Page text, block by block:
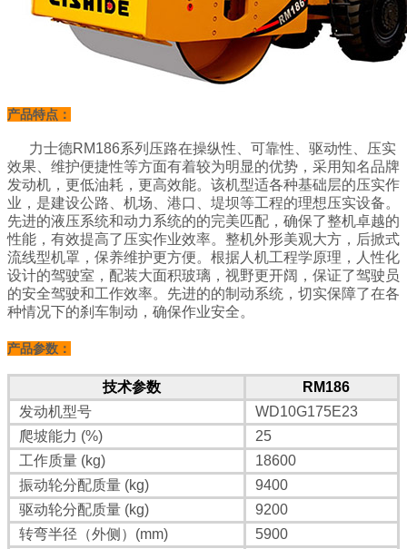
产品特点：
力士德RM186系列压路在操纵性、可靠性、驱动性、压实
效果、维护便捷性等方面有着较为明显的优势，采用知名品牌
发动机，更低油耗，更高效能。该机型适各种基础层的压实作
业，是建设公路、机场、港口、堤坝等工程的理想压实设备。
先进的液压系统和动力系统的的完美匹配，确保了整机卓越的
性能，有效提高了压实作业效率。整机外形美观大方，后掀式
流线型机罩，保养维护更方便。根据人机工程学原理，人性化
设计的驾驶室，配装大面积玻璃，视野更开阔，保证了驾驶员
的安全驾驶和工作效率。先进的的制动系统，切实保障了在各
种情况下的刹车制动，确保作业安全。
产品参数：
技术参数
RM186
发动机型号
WD10G175E23
爬坡能力 (%)
25
工作质量 (kg)
18600
振动轮分配质量 (kg)
9400
驱动轮分配质量 (kg)
9200
转弯半径（外侧）(mm)
5900